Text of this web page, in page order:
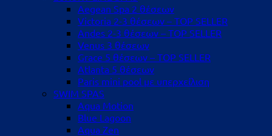
Aegean Spa 2 θέσεων
Victoria 2-3 θέσεων – TOP SELLER
Andes 2-3 θέσεων – TOP SELLER
Venus 3 θέσεων
Grace 5 θέσεων – TOP SELLER
Atlanta 5 θέσεων
Paris mini pool με υπερχείλιση
SWIM SPAS
Aqua Motion
Blue Lagoon
Aqua Zen